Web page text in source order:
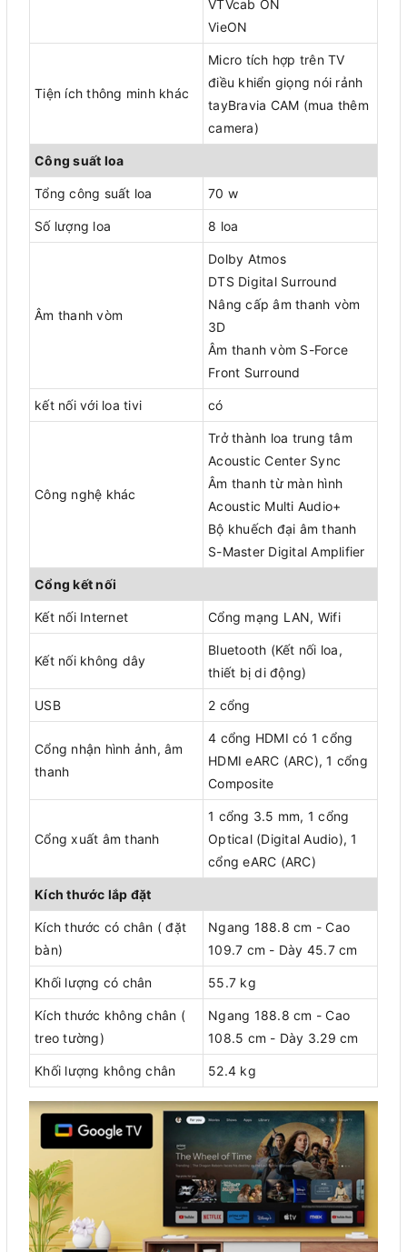
VTVcab ON
VieON
Tiện ích thông minh khác
Micro tích hợp trên TV
điều khiển giọng nói rảnh
tayBravia CAM (mua thêm
camera)
Công suất loa
Tổng công suất loa 70 w
Số lượng loa 8 loa
Âm thanh vòm
Dolby Atmos
DTS Digital Surround
Nâng cấp âm thanh vòm
3D
Âm thanh vòm S-Force
Front Surround
kết nối với loa tivi có
Công nghệ khác
Trở thành loa trung tâm
Acoustic Center Sync
Âm thanh từ màn hình
Acoustic Multi Audio+
Bộ khuếch đại âm thanh
S-Master Digital Amplifier
Cổng kết nối
Kết nối Internet Cổng mạng LAN, Wifi
Kết nối không dây
Bluetooth (Kết nối loa,
thiết bị di động)
USB 2 cổng
Cổng nhận hình ảnh, âm
thanh
4 cổng HDMI có 1 cổng
HDMI eARC (ARC), 1 cổng
Composite
Cổng xuất âm thanh
1 cổng 3.5 mm, 1 cổng
Optical (Digital Audio), 1
cổng eARC (ARC)
Kích thước lắp đặt
Kích thước có chân ( đặt
bàn)
Ngang 188.8 cm - Cao
109.7 cm - Dày 45.7 cm
Khối lượng có chân 55.7 kg
Kích thước không chân (
treo tường)
Ngang 188.8 cm - Cao
108.5 cm - Dày 3.29 cm
Khối lượng không chân 52.4 kg